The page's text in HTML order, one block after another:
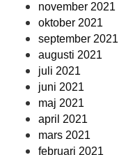
november 2021
oktober 2021
september 2021
augusti 2021
juli 2021
juni 2021
maj 2021
april 2021
mars 2021
februari 2021